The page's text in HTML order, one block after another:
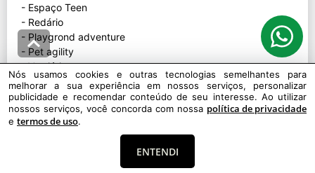
- Espaço Teen
- Redário
- Playgrond adventure
- Pet agility
- Vestiários
- Quadra de tênis coberta
- Quadra de futebol society
- Quiosque Gourmet (churrasqueira)
- Estacionamento
- Clube de praia á beira mar
Nós usamos cookies e outras tecnologias semelhantes para
melhorar a sua experiência em nossos serviços, personalizar
publicidade e recomendar conteúdo de seu interesse. Ao utilizar
nossos serviços, você concorda com nossa política de privacidade
e termos de uso.
ENTENDI